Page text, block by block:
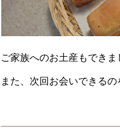
ご家族へのお土産もできま
また、次回お会いできる